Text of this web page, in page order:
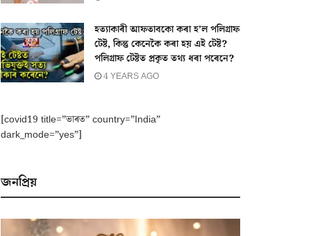
হত্যাকাৰী আফতাবকো কৰা হ’ল পলিগ্ৰাফ
টেষ্ট, কিন্তু কেনেকৈ কৰা হয় এই টেষ্ট?
পলিগ্ৰাফ টেষ্টত প্ৰকৃত তথ্য ধৰা পৰেনে?
4 YEARS AGO
[covid19 title=”ভাৰত” country=”India”
dark_mode=”yes”]
জনপ্ৰিয়